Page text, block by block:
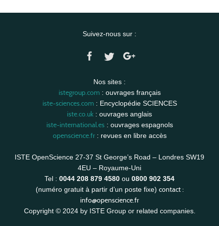
Suivez-nous sur :
Nos sites :
istegroup.com: ouvrages français
iste-sciences.com: Encyclopédie SCIENCES
iste.co.uk : ouvrages anglais
iste-international.es: ouvrages espagnols
openscience.fr: revues en libre accès
ISTE OpenScience 27-37 St George’s Road – Londres SW19
4EU – Royaume-Uni
Tel : 0044 208 879 4580 ou 0800 902 354
(numéro gratuit à partir d’un poste fixe) contact :
info@openscience.fr
Copyright © 2024 by ISTE Group or related companies.